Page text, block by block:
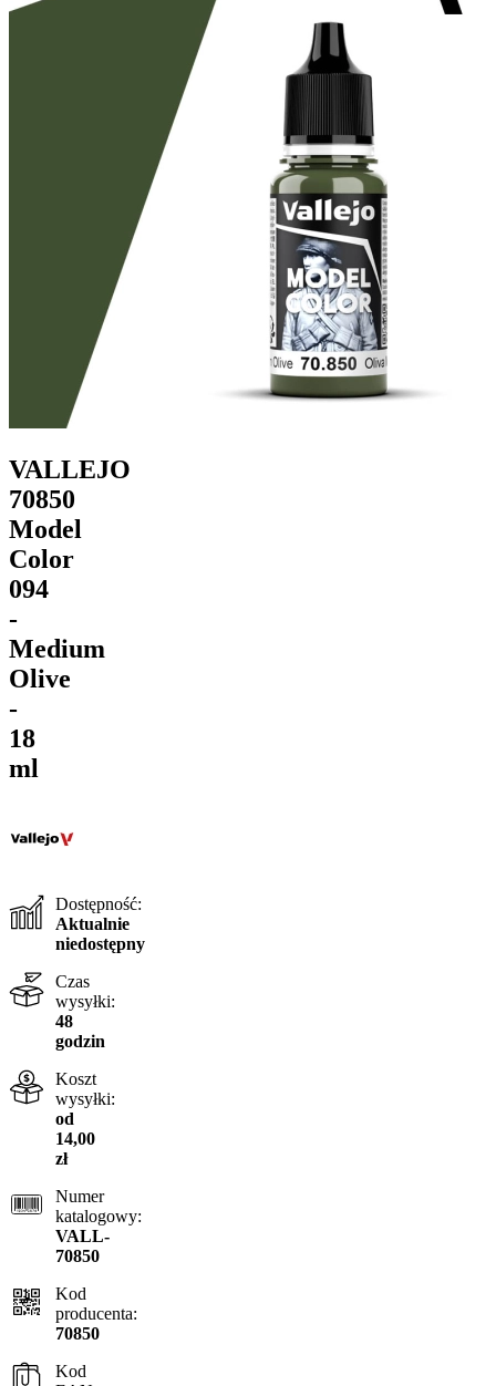
VALLEJO
70850
Model
Color
094
-
Medium
Olive
-
18
ml
Dostępność:
Aktualnie
niedostępny
Czas
wysyłki:
48
godzin
Koszt
wysyłki:
od
14,00
zł
Numer
katalogowy:
VALL-
70850
Kod
producenta:
70850
Kod